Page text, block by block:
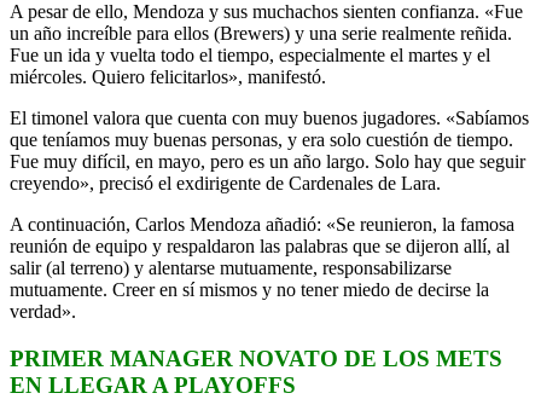
A pesar de ello, Mendoza y sus muchachos sienten confianza. «Fue
un año increíble para ellos (Brewers) y una serie realmente reñida.
Fue un ida y vuelta todo el tiempo, especialmente el martes y el
miércoles. Quiero felicitarlos», manifestó.
El timonel valora que cuenta con muy buenos jugadores. «Sabíamos
que teníamos muy buenas personas, y era solo cuestión de tiempo.
Fue muy difícil, en mayo, pero es un año largo. Solo hay que seguir
creyendo», precisó el exdirigente de Cardenales de Lara.
A continuación, Carlos Mendoza añadió: «Se reunieron, la famosa
reunión de equipo y respaldaron las palabras que se dijeron allí, al
salir (al terreno) y alentarse mutuamente, responsabilizarse
mutuamente. Creer en sí mismos y no tener miedo de decirse la
verdad».
PRIMER MANAGER NOVATO DE LOS METS
EN LLEGAR A PLAYOFFS